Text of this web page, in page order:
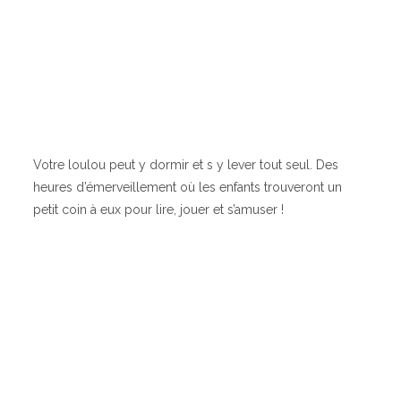
Votre loulou peut y dormir et s y lever tout seul. Des
heures d’émerveillement où les enfants trouveront un
petit coin à eux pour lire, jouer et s’amuser !